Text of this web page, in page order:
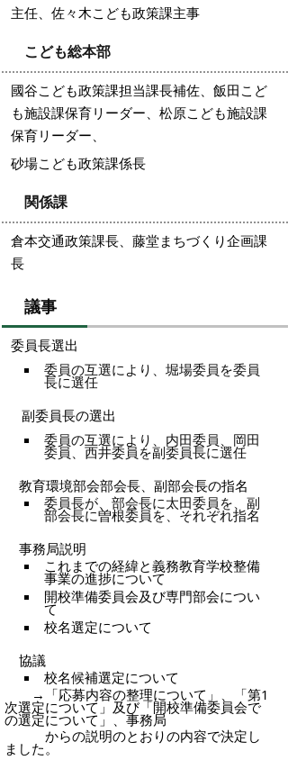
主任、佐々木こども政策課主事
こども総本部
國谷こども政策課担当課長補佐、飯田こど
も施設課保育リーダー、松原こども施設課
保育リーダー、
砂場こども政策課係長
関係課
倉本交通政策課長、 藤堂まちづくり企画課
長
議事
委員長選出
委員の互選により、堀場委員を委員
長に選任
副委員長の選出
委員の互選により、内田委員、岡田
委員、西井委員を副委員長に選任
教育環境部会部会長、副部会長の指名
委員長が、部会長に太田委員を、副
部会長に曽根委員を、それぞれ指名
事務局説明
これまでの経緯と義務教育学校整備
事業の進捗について
開校準備委員会及び専門部会につい
て
校名選定について
協議
校名候補選定について
→「応募内容の整理について」、「第1
次選定について」及び「開校準備委員会で
の選定について」、事務局
からの説明のとおりの内容で決定し
ました。